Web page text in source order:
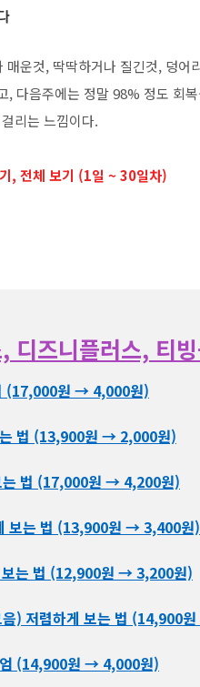
운것, 딱딱하거나 질긴것, 덩어
, 다음주에는 정말 98% 정도 회
리는 느낌이다.
, 전체 보기 (1일 ~ 30일차)
디즈니플러스, 티
(17,000원 → 4,000원)
법 (13,900원 → 2,000원)
법 (17,000원 → 4,200원)
보는 법 (13,900원 → 3,400원)
는 법 (12,900원 → 3,200원)
) 저렴하게 보는 법 (14,900
(14,900원 → 4,000원)